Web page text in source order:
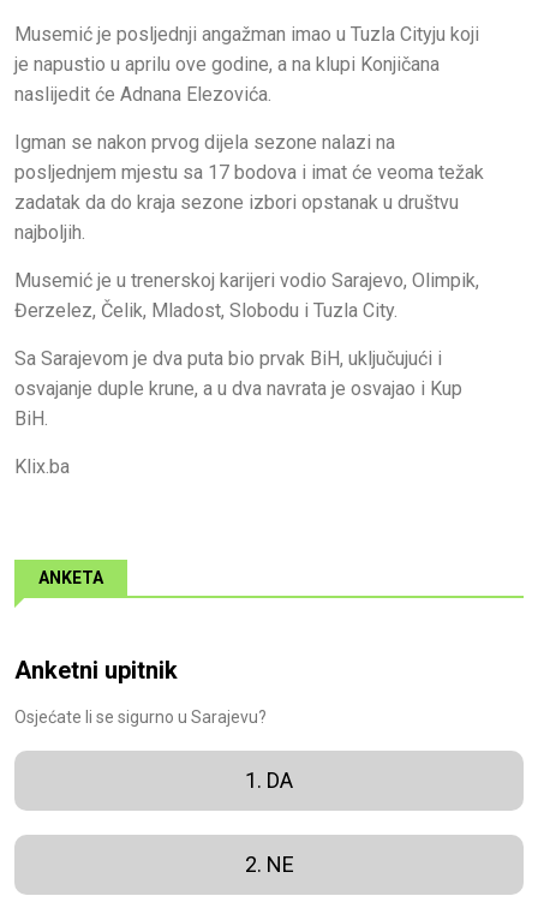
Musemić je posljednji angažman imao u Tuzla Cityju koji
je napustio u aprilu ove godine, a na klupi Konjičana
naslijedit će Adnana Elezovića.
Igman se nakon prvog dijela sezone nalazi na
posljednjem mjestu sa 17 bodova i imat će veoma težak
zadatak da do kraja sezone izbori opstanak u društvu
najboljih.
Musemić je u trenerskoj karijeri vodio Sarajevo, Olimpik,
Đerzelez, Čelik, Mladost, Slobodu i Tuzla City.
Sa Sarajevom je dva puta bio prvak BiH, uključujući i
osvajanje duple krune, a u dva navrata je osvajao i Kup
BiH.
Klix.ba
ANKETA
Anketni upitnik
Osjećate li se sigurno u Sarajevu?
1. DA
2. NE